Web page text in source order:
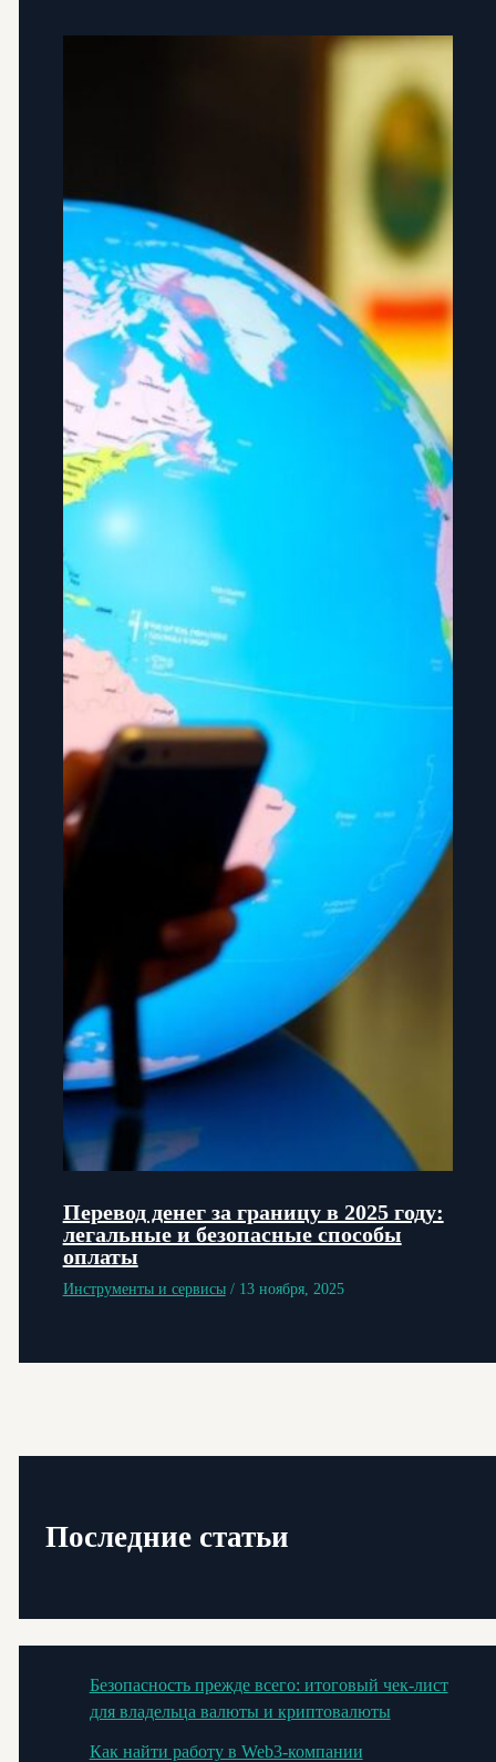
Последние статьи
Безопасность прежде всего: итоговый чек-лист
для владельца валюты и криптовалюты
Как найти работу в Web3-компании
Перевод денег за границу в 2025 году:
легальные и безопасные способы
оплаты
Инструменты и сервисы/ 13 ноября, 2025